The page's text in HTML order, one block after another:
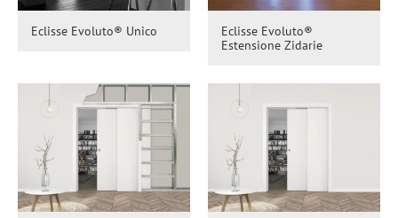
Eclisse Evoluto® Unico
Eclisse Evoluto®
Estensione Zidarie